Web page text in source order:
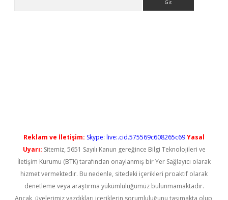
Reklam ve İletişim: Skype: live:.cid.575569c608265c69Yasal
Uyarı: Sitemiz, 5651 Sayılı Kanun gereğince Bilgi Teknolojileri ve
İletişim Kurumu (BTK) tarafından onaylanmış bir Yer Sağlayıcı olarak
hizmet vermektedir. Bu nedenle, sitedeki içerikleri proaktif olarak
denetleme veya araştırma yükümlülüğümüz bulunmamaktadır.
Ancak, üyelerimiz yazdıkları içeriklerin sorumluluğunu taşımakta olup,